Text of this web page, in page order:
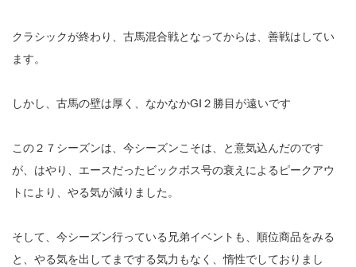
クラシックが終わり、古馬混合戦となってからは、善戦はしてい
ます。
しかし、古馬の壁は厚く、なかなかGⅠ２勝目が遠いです
この２７シーズンは、今シーズンこそは、と意気込んだのです
が、はやり、エースだったビックボス号の衰えによるピークアウ
トにより、やる気が減りました。
そして、今シーズン行っている兄弟イベントも、順位商品をみる
と、やる気を出してまでする気力もなく、惰性でしておりまし